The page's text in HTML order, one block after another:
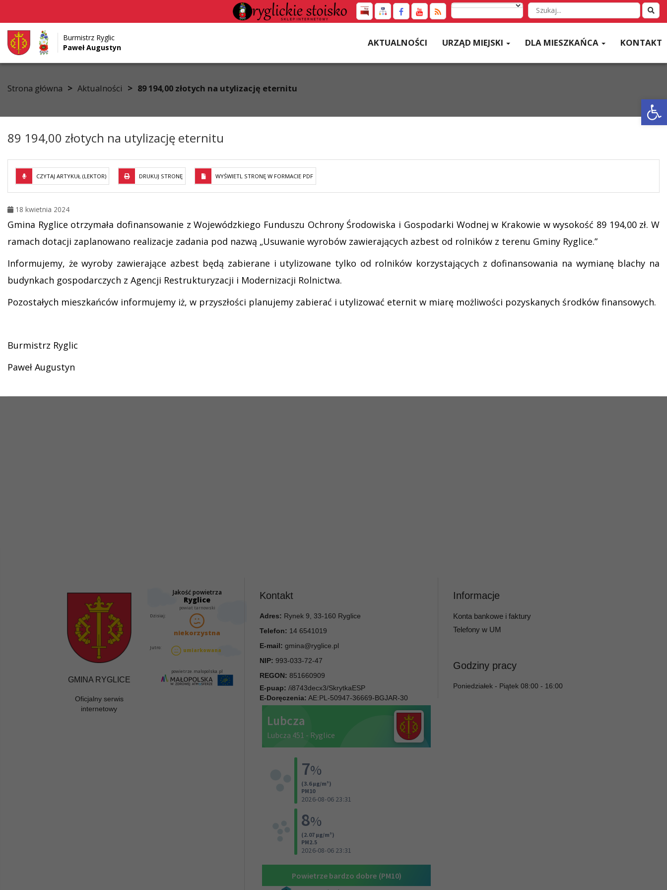
Przejdź do menu
Przejdź do głównej treści strony
Przejdź do stopki strony
Wyszukaj
w
Burmistrz Ryglic
Paweł Augustyn
AKTUALNOŚCI URZĄD MIEJSKI DLA MIESZKAŃCA KONTAKT
Strona główna > Aktualności > 89 194,00 złotych na utylizację eternitu
89 194,00 złotych na utylizację eternitu
CZYTAJ ARTYKUŁ (LEKTOR) DRUKUJ STRONĘ WYŚWIETL STRONĘ W FORMACIE PDF
18 kwietnia 2024
Gmina Ryglice otrzymała dofinansowanie z Wojewódzkiego Funduszu Ochrony Środowiska i Gospodarki Wodnej w Krakowie w wysokość 89 194,00 zł. W
ramach dotacji zaplanowano realizacje zadania pod nazwą „Usuwanie wyrobów zawierających azbest od rolników z terenu Gminy Ryglice.”
Informujemy, że wyroby zawierające azbest będą zabierane i utylizowane tylko od rolników korzystających z dofinansowania na wymianę blachy na
budynkach gospodarczych z Agencji Restrukturyzacji i Modernizacji Rolnictwa.
Pozostałych mieszkańców informujemy iż, w przyszłości planujemy zabierać i utylizować eternit w miarę możliwości pozyskanych środków finansowych.
Burmistrz Ryglic
Paweł Augustyn
GMINA RYGLICE
Oficjalny serwis
internetowy
Kontakt
Adres: Rynek 9, 33-160 Ryglice
Telefon: 14 6541019
E-mail: gmina@ryglice.pl
NIP: 993-033-72-47
REGON: 851660909
E-puap: /i8743decx3/SkrytkaESP
E-Doręczenia: AE:PL-50947-36669-BGJAR-30
Informacje
Konta bankowe i faktury
Telefony w UM
Godziny pracy
Poniedziałek - Piątek 08:00 - 16:00